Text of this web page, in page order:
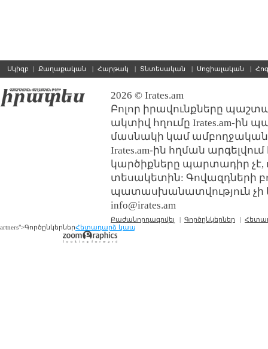
Սկիզբ | Քաղաքական | Հարթակ | Տնտեսական | Սոցիալական |
2026 © Irates.am
Բոլոր իրավունքները
ակտիվ հղումը Irates.am-ին
մասնակի կամ ամբողջական
Irates.am-ին հղման
կարծիքները պարտադիր չէ,
տեսակետին: Գովազդների
պատասխանատվություն չի
info@irates.am
Բաժանորդագրվել | Գործընկերներ |
artners">ԳործընկերներՀետադարձ կապ